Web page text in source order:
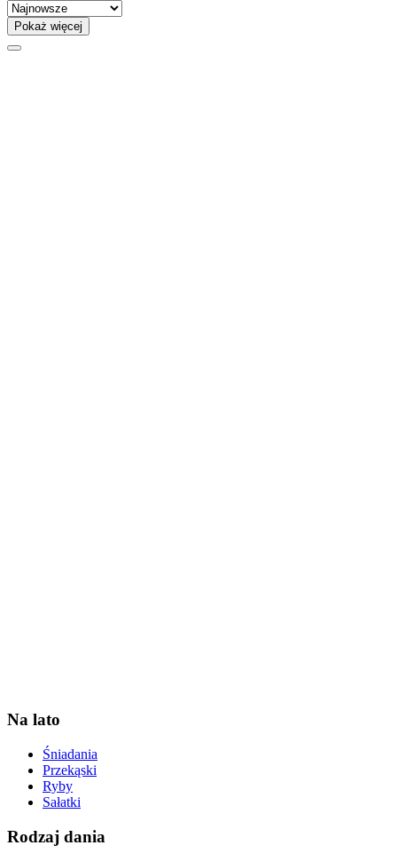
Pokaż więcej
Na lato
Śniadania
Przekąski
Ryby
Sałatki
Rodzaj dania